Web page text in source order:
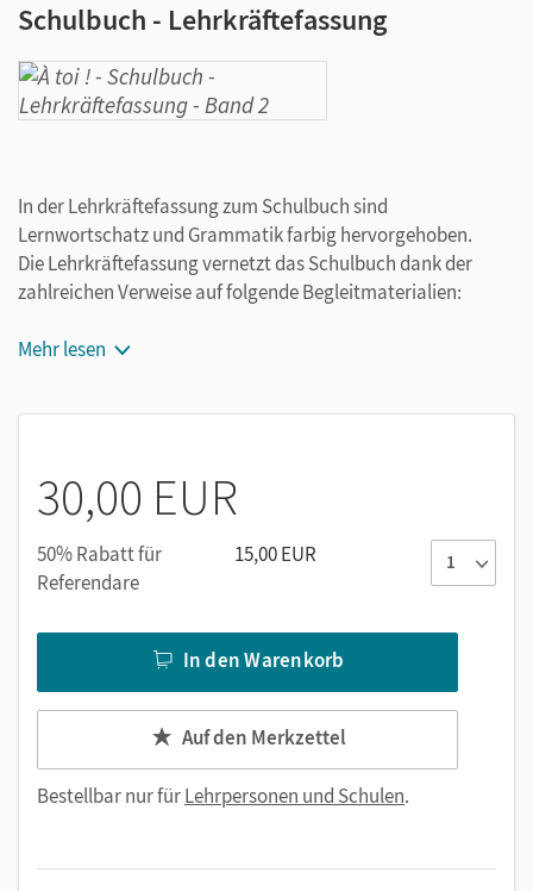
Schulbuch - Lehrkräftefassung
In der Lehrkräftefassung zum Schulbuch sind
Lernwortschatz und Grammatik farbig hervorgehoben.
Die Lehrkräftefassung vernetzt das Schulbuch dank der
zahlreichen Verweise auf folgende Begleitmaterialien:
Carnet d‘activités
Kopiervorlagen
Grammatik zum Selberschreiben
Mehr lesen
30,00 EUR
50% Rabatt für
Referendare
15,00 EUR
In den Warenkorb
Auf den Merkzettel
Bestellbar nur fürLehrpersonen und Schulen.